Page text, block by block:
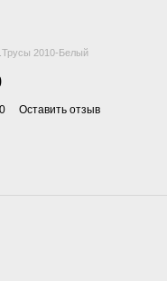
2010-Белый
Оставить отзыв